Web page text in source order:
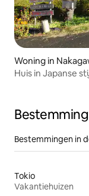
Woning in
Huis in Japanse
Bestemmingen in
Tokio
Vakantiehuizen